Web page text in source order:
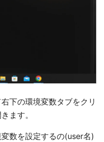
下の環境変数タブをクリ
ます。
数を設定するの(user名)